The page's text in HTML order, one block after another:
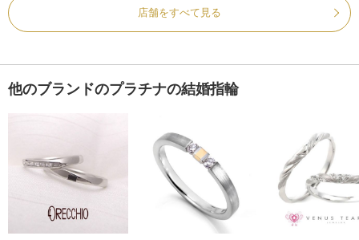
店舗をすべて見る
他のブランドのプラチナの結婚指輪